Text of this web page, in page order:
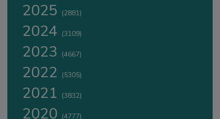
2025 (2881)
2024 (3109)
2023 (4667)
2022 (5305)
2021 (3832)
2020 (4777)